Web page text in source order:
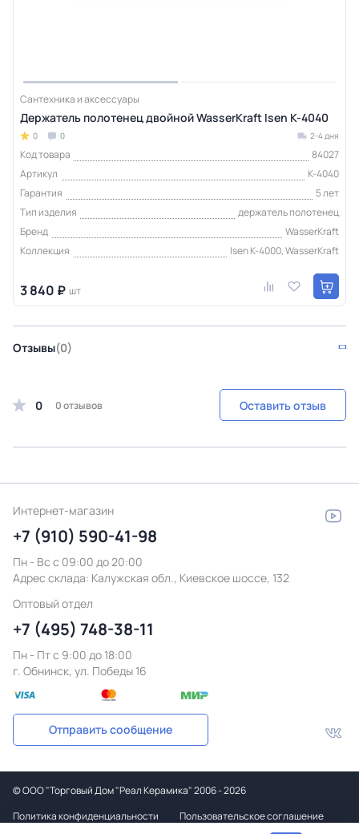
Сантехника и аксессуары
Держатель полотенец двойной WasserKraft Isen K-4040
0 0 2-4 дня
Код товара
84027
Артикул
K-4040
Гарантия
5 лет
Тип изделия
держатель полотенец
Бренд
WasserKraft
Коллекция
Isen K-4000, WasserKraft
3 840 ₽ шт
Отзывы(0)
0 0 отзывов Оставить отзыв
Интернет-магазин
+7 (910) 590-41-98
Пн - Вс с 09:00 до 20:00
Адрес склада: Калужская обл., Киевское шоссе, 132
Оптовый отдел
+7 (495) 748-38-11
Пн - Пт c 9:00 до 18:00
г. Обнинск, ул. Победы 16
Отправить сообщение
©ООО "Торговый Дом "Реал Керамика"2006 - 2026
Политика конфиденциальности
Пользовательское соглашение